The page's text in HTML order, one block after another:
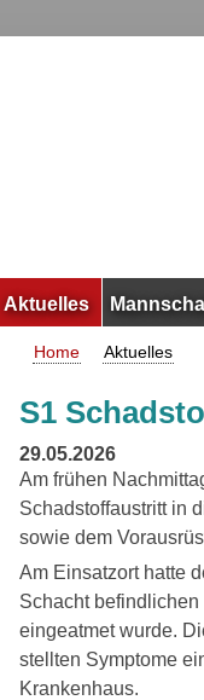
Aktuelles
Home Aktuelles
S1
29.05.2026
Am frühen
Schadstoffaustritt in
sowie dem
Am Einsatzort hatte
Schacht
eingeatmet wurde.
stellten Symptome
Krankenhaus.